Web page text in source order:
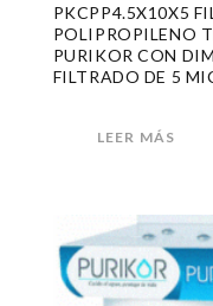
PKCPP4.5X10X5
POLIPROPILENO
PURIKOR CON
FILTRADO DE 5
LEER MÁS